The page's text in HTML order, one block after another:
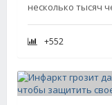
несколько тысяч
+552